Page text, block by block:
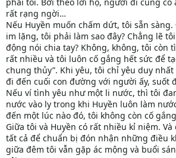
rất rạng ngời…
Nếu Huyền muốn chấm dứt, tôi sẵn
im lặng, tôi phải làm sao đây? Chẳng lẽ
động nói chia tay? Không, không, tôi còn
rất nhiều và tôi luôn cố gắng hết sức để
chung thủy”. Khi yêu, tôi chỉ yêu duy
đi đến cuối con đường với người ấy, suốt
Nếu ví tình yêu như một li nước, thì tôi
nước vào ly trong khi Huyền luôn làm
đến một lúc nào đó, tôi không còn cố
Giữa tôi và Huyền có rất nhiều kỉ niệm.
tất cả để chuẩn bị đón nhận những điều
giữa đêm tôi vẫn gặp ác mộng và buổi